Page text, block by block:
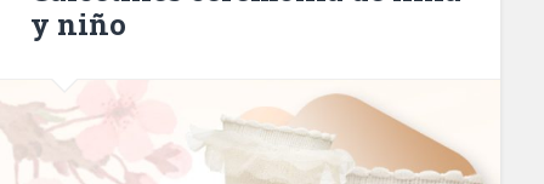
y niño